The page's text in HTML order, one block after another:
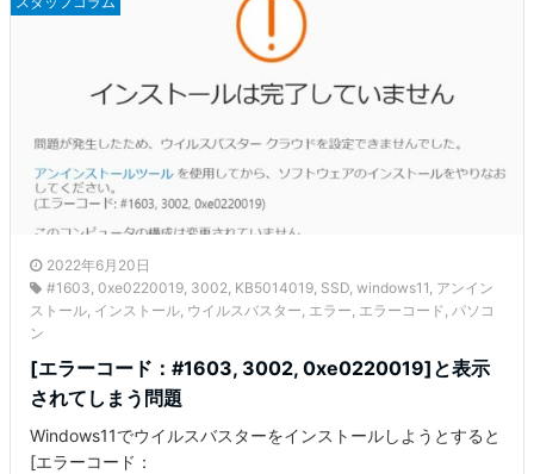
2022年6月20日
#1603, 0xe0220019, 3002, KB5014019, SSD, windows11, アンイン
ストール, インストール, ウイルスバスター, エラー, エラーコード , パソコ
ン
[エラーコード：#1603, 3002, 0xe0220019]と表示
されてしまう問題
Windows11でウイルスバスターをインストールしようとすると
[エラーコード：